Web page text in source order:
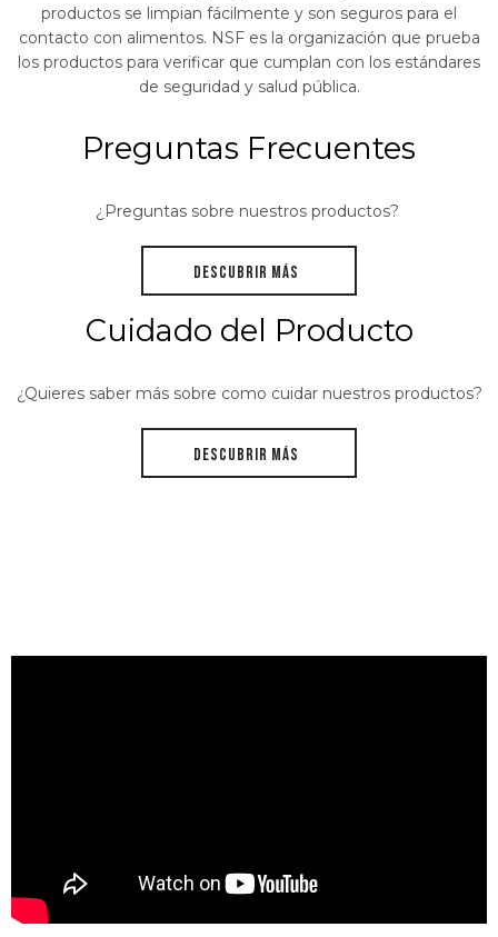
productos se limpian fácilmente y son seguros para el
contacto con alimentos. NSF es la organización que prueba
los productos para verificar que cumplan con los estándares
de seguridad y salud pública.
Preguntas Frecuentes
¿Preguntas sobre nuestros productos?
DESCUBRIR MÁS
Cuidado del Producto
¿Quieres saber más sobre como cuidar nuestros productos?
DESCUBRIR MÁS